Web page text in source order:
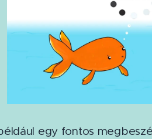
egy fontos